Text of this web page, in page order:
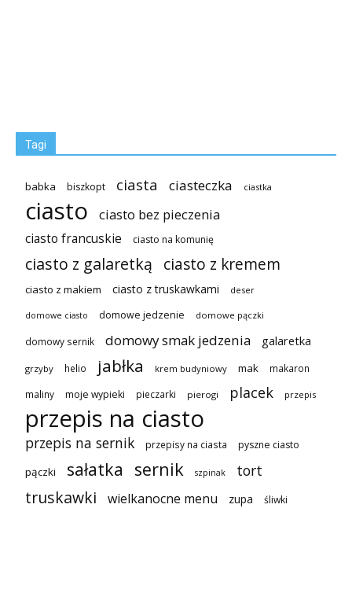
Tagi
babka biszkopt ciasta ciasteczka ciastka
ciasto ciasto bez pieczenia
ciasto francuskie ciasto na komunię
ciasto z galaretką ciasto z kremem
ciasto z makiem ciasto z truskawkami deser
domowe ciasto domowe jedzenie domowe pączki
domowy sernik domowy smak jedzenia galaretka
grzyby helio jabłka krem budyniowy mak makaron
maliny moje wypieki pieczarki pierogi placek przepis
przepis na ciasto
przepis na sernik przepisy na ciasta pyszne ciasto
pączki sałatka sernik szpinak tort
truskawki wielkanocne menu zupa śliwki